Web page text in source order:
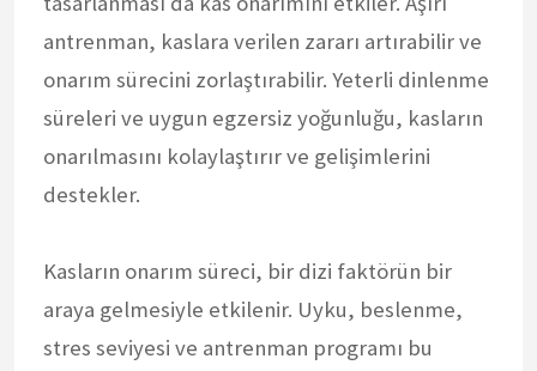
antrenman, kaslara verilen zararı artırabilir ve
onarım sürecini zorlaştırabilir. Yeterli dinlenme
süreleri ve uygun egzersiz yoğunluğu, kasların
onarılmasını kolaylaştırır ve gelişimlerini
destekler.
Kasların onarım süreci, bir dizi faktörün bir
araya gelmesiyle etkilenir. Uyku, beslenme,
stres seviyesi ve antrenman programı bu